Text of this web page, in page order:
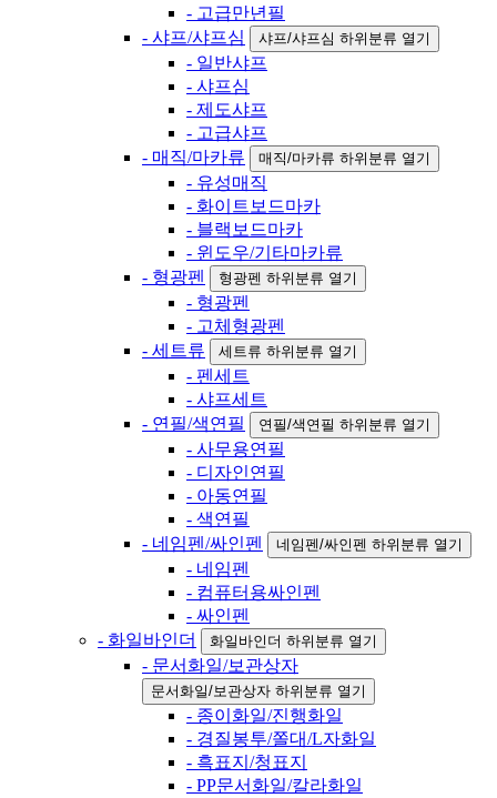
- 고급만년필
- 샤프/샤프심
샤프/샤프심 하위분류 열기
- 일반샤프
- 샤프심
- 제도샤프
- 고급샤프
- 매직/마카류
매직/마카류 하위분류 열기
- 유성매직
- 화이트보드마카
- 블랙보드마카
- 윈도우/기타마카류
- 형광펜
형광펜 하위분류 열기
- 형광펜
- 고체형광펜
- 세트류
세트류 하위분류 열기
- 펜세트
- 샤프세트
- 연필/색연필
연필/색연필 하위분류 열기
- 사무용연필
- 디자인연필
- 아동연필
- 색연필
- 네임펜/싸인펜
네임펜/싸인펜 하위분류 열기
- 네임펜
- 컴퓨터용싸인펜
- 싸인펜
- 화일바인더
화일바인더 하위분류 열기
- 문서화일/보관상자
문서화일/보관상자 하위분류 열기
- 종이화일/진행화일
- 경질봉투/쫄대/L자화일
- 흑표지/청표지
- PP문서화일/칼라화일